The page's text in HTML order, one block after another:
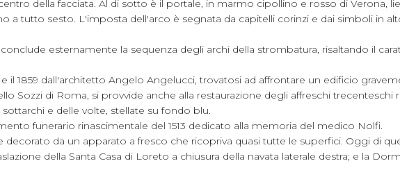
della facciata. Al di sotto è il portale, in marmo cipollino e rosso di Verona,
a tutto sesto. L'imposta dell'arco è segnata da capitelli corinzi e dai simboli in
esternamente la sequenza degli archi della strombatura, risaltando il
il 1859 dall'architetto Angelo Angelucci, trovatosi ad affrontare un edificio
Sozzi di Roma, si provvide anche alla restaurazione degli affreschi trecenteschi
e delle volte, stellate su fondo blu.
funerario rinascimentale del 1513 dedicato alla memoria del medico Nolfi.
da un apparato a fresco che ricopriva quasi tutte le superfici. Oggi di
della Santa Casa di Loreto a chiusura della navata laterale destra; e la